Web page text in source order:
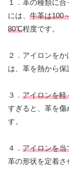
１．革の種類に
には、 牛革は100
80℃程度です。
２．アイロンをか
は、革を熱から保
３． アイロンを軽
すぎると、革を傷
す。
４． アイロンを当
革の形状を定着さ